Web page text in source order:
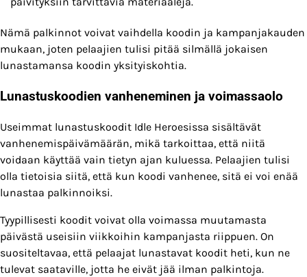
Nämä palkinnot voivat vaihdella koodin ja kampanjakauden
mukaan, joten pelaajien tulisi pitää silmällä jokaisen
lunastamansa koodin yksityiskohtia.
Lunastuskoodien vanheneminen ja voimassaolo
Useimmat lunastuskoodit Idle Heroesissa sisältävät
vanhenemispäivämäärän, mikä tarkoittaa, että niitä
voidaan käyttää vain tietyn ajan kuluessa. Pelaajien tulisi
olla tietoisia siitä, että kun koodi vanhenee, sitä ei voi enää
lunastaa palkinnoiksi.
Tyypillisesti koodit voivat olla voimassa muutamasta
päivästä useisiin viikkoihin kampanjasta riippuen. On
suositeltavaa, että pelaajat lunastavat koodit heti, kun ne
tulevat saataville, jotta he eivät jää ilman palkintoja.